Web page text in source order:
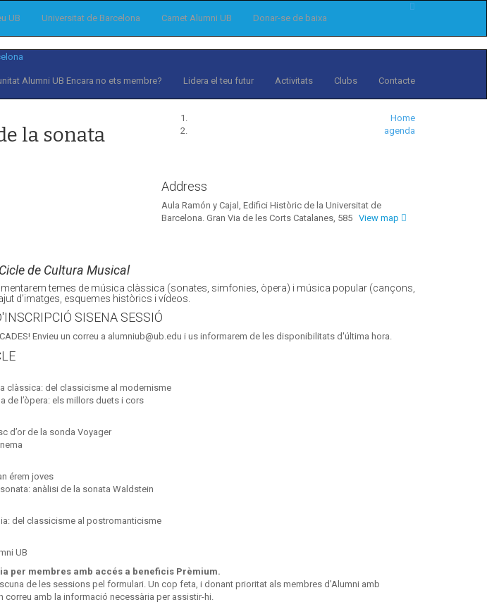
UB Universitat de Barcelona Carnet Alumni UB Donar-se de baixa
Alumni UB Encara no ets membre? Lidera el teu futur Activitats Clubs Contacte
la sonata
Home
agenda
Address
Aula Ramón y Cajal, Edifici Històric de la Universitat de
Barcelona. Gran Via de les Corts Catalanes, 585 View map
de Cultura Musical
temes de música clàssica (sonates, simfonies, òpera) i música popular (cançons,
d’imatges, esquemes històrics i vídeos.
SISENA SESSIÓ
Envieu un correu a alumniub@ub.edu i us informarem de les disponibilitats d'última hora.
clàssica: del classicisme al modernisme
de l’òpera: els millors duets i cors
d’or de la sonda Voyager
érem joves
anàlisi de la sonata Waldstein
del classicisme al postromanticisme
UB
per membres amb accés a beneficis Prèmium.
de les sessions pel formulari. Un cop feta, i donant prioritat als membres d’Alumni amb
correu amb la informació necessària per assistir-hi.